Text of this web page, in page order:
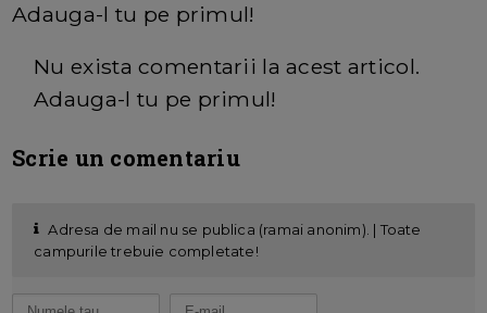
Adauga-l tu pe primul!
Nu exista comentarii la acest articol.
Adauga-l tu pe primul!
Scrie un comentariu
Adresa de mail nu se publica (ramai anonim). | Toate
campurile trebuie completate!